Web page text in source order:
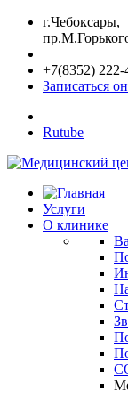
г.Чебоксары,
+7(8352)
Записаться
Rutube
Услуги
О клинике